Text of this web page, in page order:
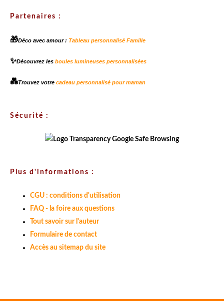
Partenaires :
🎁Déco avec amour : Tableau personnalisé Famille
✨Découvrez les boules lumineuses personnalisées
💑Trouvez votre cadeau personnalisé pour maman
Sécurité :
Plus d'informations :
CGU : conditions d'utilisation
FAQ - la foire aux questions
Tout savoir sur l'auteur
Formulaire de contact
Accès au sitemap du site